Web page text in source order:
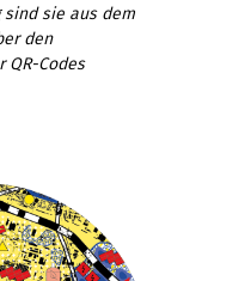
sie aus dem
den
QR-Codes